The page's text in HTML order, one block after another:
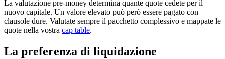
La valutazione pre-money determina quante quote cedete per il
nuovo capitale. Un valore elevato può però essere pagato con
clausole dure. Valutate sempre il pacchetto complessivo e mappate le
quote nella vostra cap table.
La preferenza di liquidazione